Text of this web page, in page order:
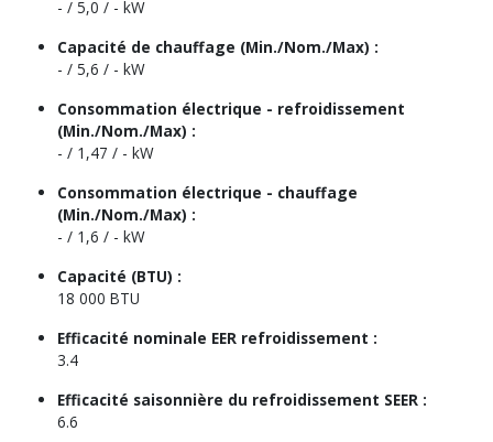
- / 5,0 / - kW
Capacité de chauffage (Min./Nom./Max) :
- / 5,6 / - kW
Consommation électrique - refroidissement
(Min./Nom./Max) :
- / 1,47 / - kW
Consommation électrique - chauffage
(Min./Nom./Max) :
- / 1,6 / - kW
Capacité (BTU) :
18 000 BTU
Efficacité nominale EER refroidissement :
3.4
Efficacité saisonnière du refroidissement SEER :
6.6